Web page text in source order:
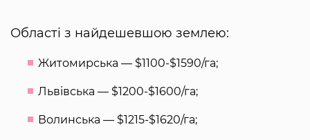
Області з найдешевшою землею:
Житомирська — $1100-$1590/га;
Львівська — $1200-$1600/га;
Волинська — $1215-$1620/га;